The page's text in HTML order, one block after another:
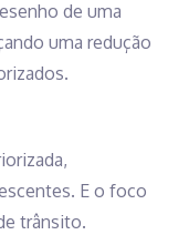
de uma
uma redução
E o foco
trânsito.